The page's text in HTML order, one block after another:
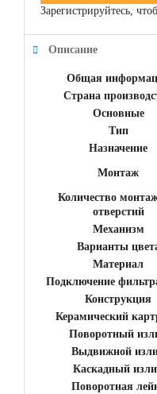
Зарегистрируйтесь,
Описание
Общая
Страна
Основные
Тип
Назначение
Монтаж
Количество
отверстий
Механизм
Варианты
Материал
Подключение
Конструкция
Керамический
Поворотный
Выдвижной
Каскадный
Поворотная